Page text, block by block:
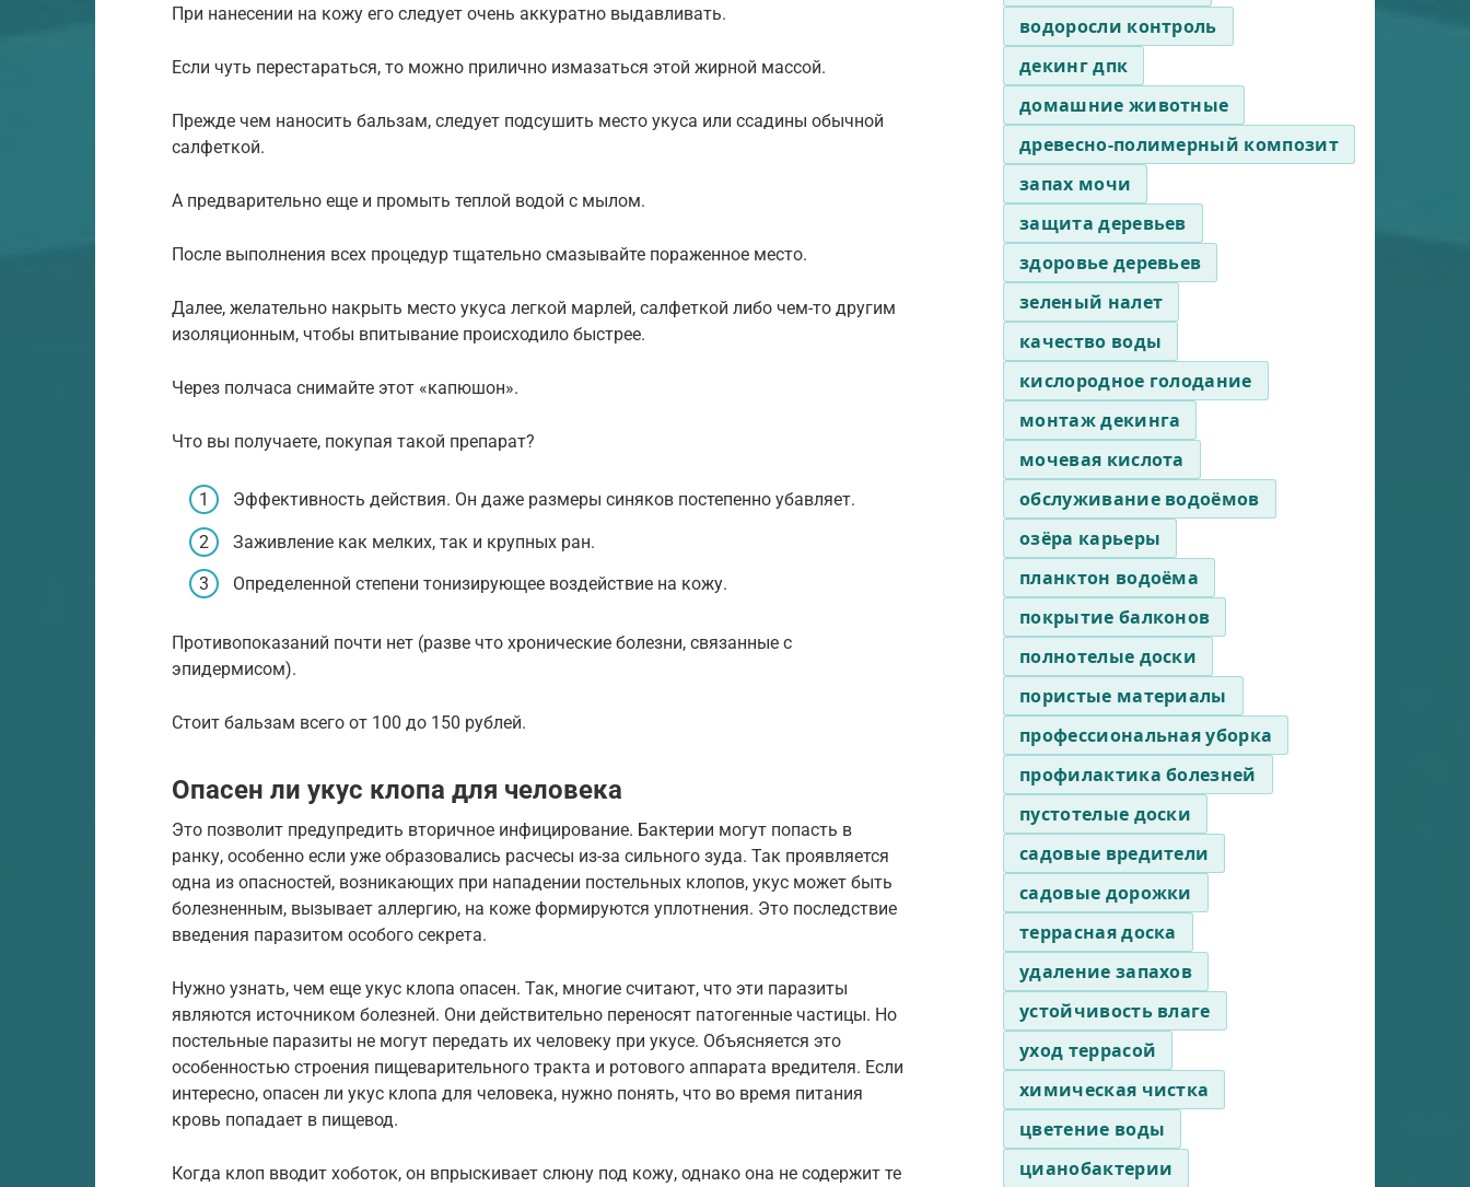
При нанесении на кожу его следует очень аккуратно выдавливать.
Если чуть перестараться, то можно прилично измазаться этой жирной массой.
Прежде чем наносить бальзам, следует подсушить место укуса или ссадины обычной
салфеткой.
А предварительно еще и промыть теплой водой с мылом.
После выполнения всех процедур тщательно смазывайте пораженное место.
Далее, желательно накрыть место укуса легкой марлей, салфеткой либо чем-то другим
изоляционным, чтобы впитывание происходило быстрее.
Через полчаса снимайте этот «капюшон».
Что вы получаете, покупая такой препарат?
Эффективность действия. Он даже размеры синяков постепенно убавляет.
Заживление как мелких, так и крупных ран.
Определенной степени тонизирующее воздействие на кожу.
Противопоказаний почти нет (разве что хронические болезни, связанные с
эпидермисом).
Стоит бальзам всего от 100 до 150 рублей.
Опасен ли укус клопа для человека
Это позволит предупредить вторичное инфицирование. Бактерии могут попасть в
ранку, особенно если уже образовались расчесы из-за сильного зуда. Так проявляется
одна из опасностей, возникающих при нападении постельных клопов, укус может быть
болезненным, вызывает аллергию, на коже формируются уплотнения. Это последствие
введения паразитом особого секрета.
Нужно узнать, чем еще укус клопа опасен. Так, многие считают, что эти паразиты
являются источником болезней. Они действительно переносят патогенные частицы. Но
постельные паразиты не могут передать их человеку при укусе. Объясняется это
особенностью строения пищеварительного тракта и ротового аппарата вредителя. Если
интересно, опасен ли укус клопа для человека, нужно понять, что во время питания
кровь попадает в пищевод.
Когда клоп вводит хоботок, он впрыскивает слюну под кожу, однако она не содержит те
водоросли контроль
декинг дпк
домашние животные
древесно-полимерный композит
запах мочи
защита деревьев
здоровье деревьев
зеленый налет
качество воды
кислородное голодание
монтаж декинга
мочевая кислота
обслуживание водоёмов
озёра карьеры
планктон водоёма
покрытие балконов
полнотелые доски
пористые материалы
профессиональная уборка
профилактика болезней
пустотелые доски
садовые вредители
садовые дорожки
террасная доска
удаление запахов
устойчивость влаге
уход террасой
химическая чистка
цветение воды
цианобактерии